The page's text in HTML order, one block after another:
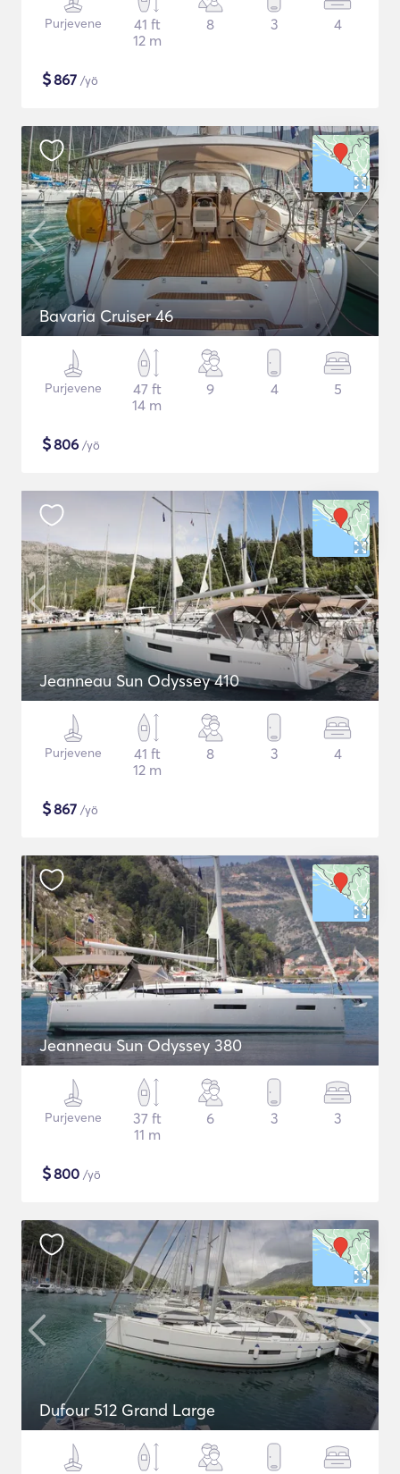
Purjevene
41 ft
12 m
8 3 4
$867 /yö
Bavaria Cruiser 46
Purjevene
47 ft
14 m
9 4 5
$806 /yö
Jeanneau Sun Odyssey 410
Purjevene
41 ft
12 m
8 3 4
$867 /yö
Jeanneau Sun Odyssey 380
Purjevene
37 ft
11 m
6 3 3
$800 /yö
Dufour 512 Grand Large